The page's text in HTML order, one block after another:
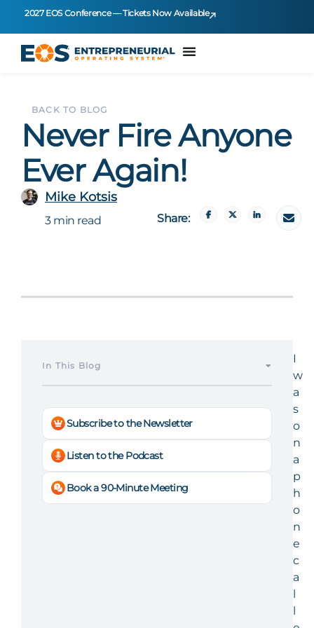
2027 EOS Conference — Tickets Now Available
BACK TO BLOG
Never Fire Anyone
Ever Again!
Mike Kotsis
3 min read Share:
In This Blog
Subscribe to the Newsletter
Listen to the Podcast
Book a 90-Minute Meeting
I
w
a
s
o
n
a
p
h
o
n
e
c
a
l
l